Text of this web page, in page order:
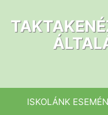
tartalomhoz
ISKOLÁNK